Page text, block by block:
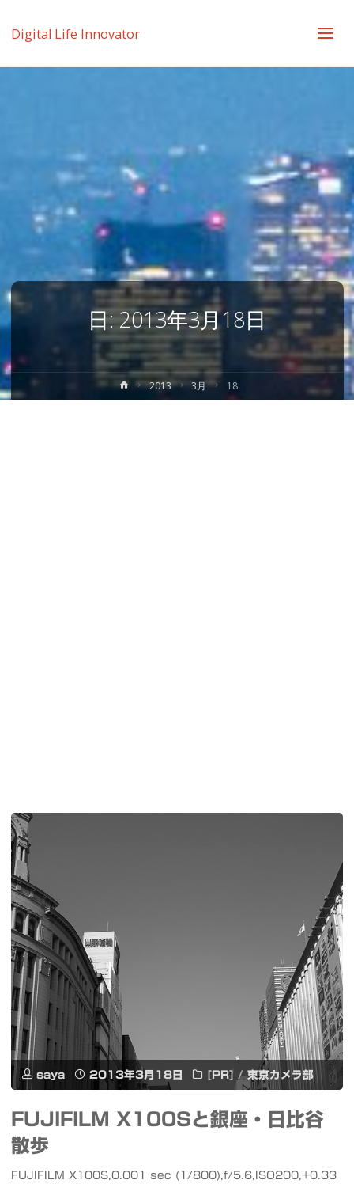
Digital Life Innovator
日:2013年3月18日
ホ
ー
2013 3月 18
saya 2013年3月18日 [PR] / 東京カメラ部
FUJIFILM X100Sと銀座・日比谷
散歩
FUJIFILM X100S,0.001 sec (1/800),f/5.6,ISO200,+0.33